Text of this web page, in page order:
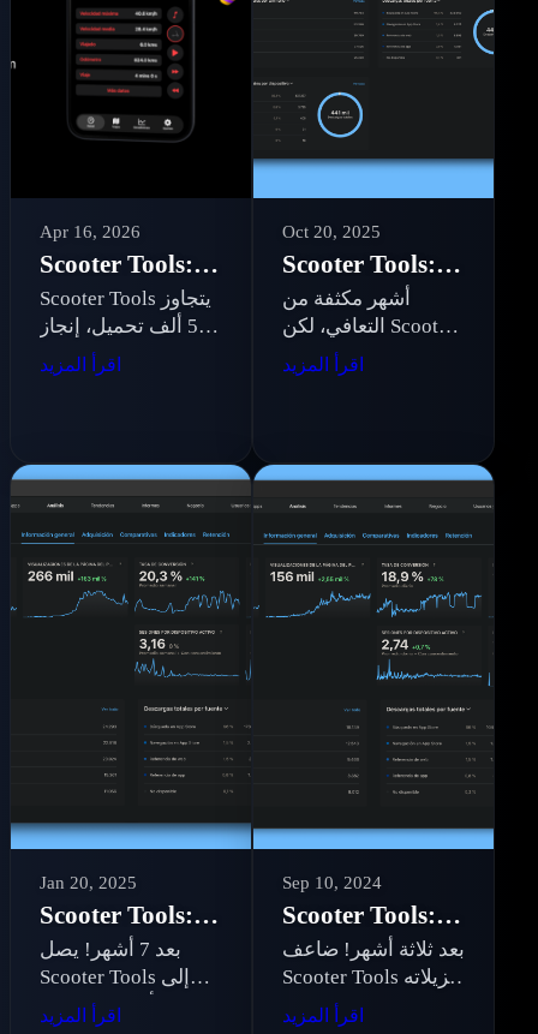
Apr 16, 2026
Scooter Tools: أكثر من نصف مليون تحميل
Scooter Tools يتجاوز
560 ألف تحميل، إنجاز
مذهل. بالإضافة إلى
أخبار عن Printer
مع Kotlin الأصلي
اقرأ المزيد
Oct 20, 2025
Scooter Tools: نمو لا يمكن إيقافه بعد التعافي
أشهر مكثفة من
التعافي، لكن Scooter
Tools لم يتوقف: 441
ألف تنزيل، 5.17
اقرأ المزيد
Jan 20, 2025
Scooter Tools: 7 أشهر من النمو المذهل
بعد 7 أشهر! يصل
Scooter Tools إلى
اقرأ المزيد
Sep 10, 2024
Scooter Tools: 3 أشهر من النمو المتسارع
بعد ثلاثة أشهر! ضاعف
Scooter Tools تنزيلاته
ثلاث مرات ليصل إلى
اقرأ المزيد